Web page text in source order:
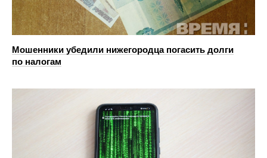
Мошенники убедили нижегородца погасить долги
по налогам